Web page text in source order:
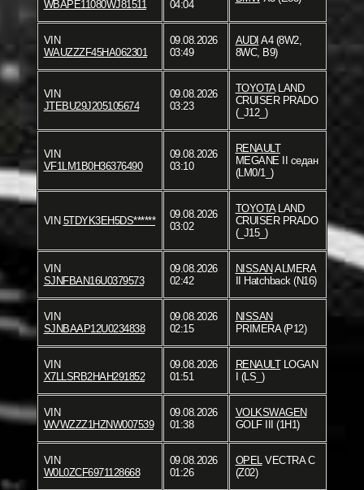
WBAPE11080WJ81511
04:04
VIN
WAUZZZF45HA062301
09.08.2026
03:49
AUDI A4 (8W2,
8WC, B9)
VIN
JTEBU29J205105674
09.08.2026
03:23
TOYOTALAND
CRUISER PRADO
(_J12_)
VIN
VF1LM1B0H36376490
09.08.2026
03:10
RENAULT
MEGANE II седан
(LM0/1_)
VIN 5TDYK3EH5DS******
09.08.2026
03:02
TOYOTALAND
CRUISER PRADO
(_J15_)
VIN
SJNFBAN16U0379573
09.08.2026
02:42
NISSAN ALMERA
II Hatchback (N16)
VIN
SJNBAAP12U0234838
09.08.2026
02:15
NISSAN
PRIMERA (P12)
VIN
X7LLSRB2HAH291852
09.08.2026
01:51
RENAULTLOGAN
I (LS_)
VIN
WVWZZZ1HZNW007539
09.08.2026
01:38
VOLKSWAGEN
GOLF III (1H1)
VIN
W0L0ZCF6971128668
09.08.2026
01:26
OPELVECTRA C
(Z02)